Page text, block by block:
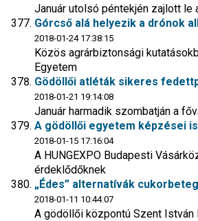
Január utolsó péntekjén zajlott le
Górcső alá helyezik a drónok
2018-01-24 17:38:15
Közös agrárbiztonsági
Egyetem
Gödöllői atléták sikeres
2018-01-21 19:14:08
Január harmadik szombatján a
A gödöllői egyetem képzései
2018-01-15 17:16:04
A HUNGEXPO Budapesti
érdeklődőknek
„Édes” alternatívák
2018-01-11 10:44:07
A gödöllői központú Szent